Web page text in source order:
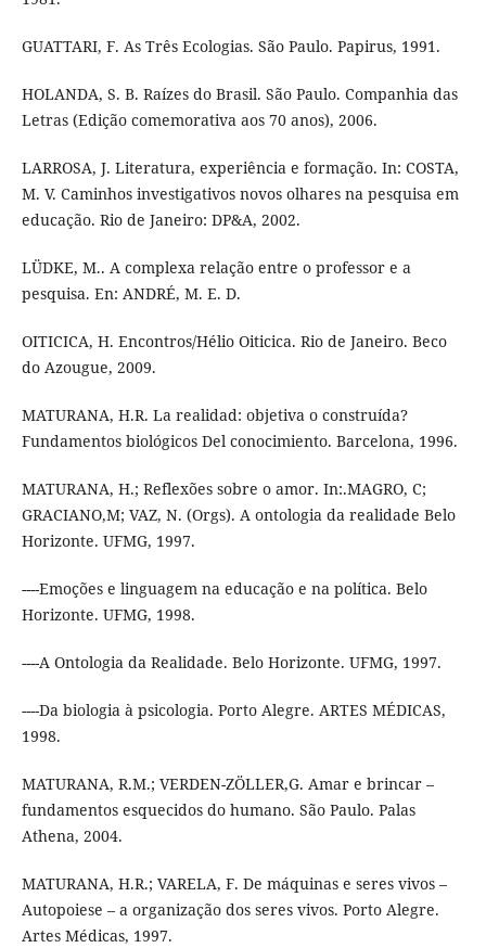
GUATTARI, F. As Três Ecologias. São Paulo. Papirus, 1991.
HOLANDA, S. B. Raízes do Brasil. São Paulo. Companhia das
Letras (Edição comemorativa aos 70 anos), 2006.
LARROSA, J. Literatura, experiência e formação. In: COSTA,
M. V. Caminhos investigativos novos olhares na pesquisa em
educação. Rio de Janeiro: DP&A, 2002.
LÜDKE, M.. A complexa relação entre o professor e a
pesquisa. En: ANDRÉ, M. E. D.
OITICICA, H. Encontros/Hélio Oiticica. Rio de Janeiro. Beco
do Azougue, 2009.
MATURANA, H.R. La realidad: objetiva o construída?
Fundamentos biológicos Del conocimiento. Barcelona, 1996.
MATURANA, H.; Reflexões sobre o amor. In:.MAGRO, C;
GRACIANO,M; VAZ, N. (Orgs). A ontologia da realidade Belo
Horizonte. UFMG, 1997.
----Emoções e linguagem na educação e na política. Belo
Horizonte. UFMG, 1998.
----A Ontologia da Realidade. Belo Horizonte. UFMG, 1997.
----Da biologia à psicologia. Porto Alegre. ARTES MÉDICAS,
1998.
MATURANA, R.M.; VERDEN-ZÖLLER,G. Amar e brincar –
fundamentos esquecidos do humano. São Paulo. Palas
Athena, 2004.
MATURANA, H.R.; VARELA, F. De máquinas e seres vivos –
Autopoiese – a organização dos seres vivos. Porto Alegre.
Artes Médicas, 1997.